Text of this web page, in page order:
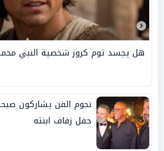
هل يجسد توم كروز شخصية النبي
نجوم الفن يشاركون
حفل زفاف ابنته